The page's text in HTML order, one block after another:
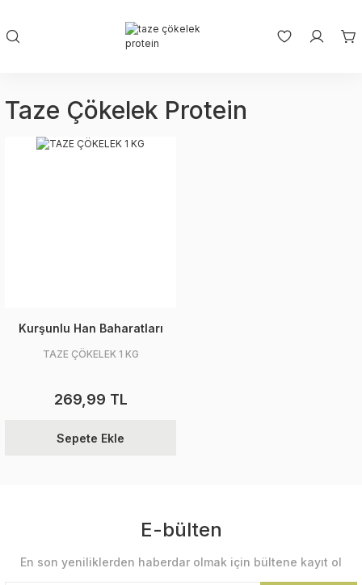
Taze Çökelek Protein
Kurşunlu Han Baharatları
TAZE ÇÖKELEK 1 KG
269,99 TL
Sepete Ekle
E-bülten
En son yeniliklerden haberdar olmak için bültene kayıt ol